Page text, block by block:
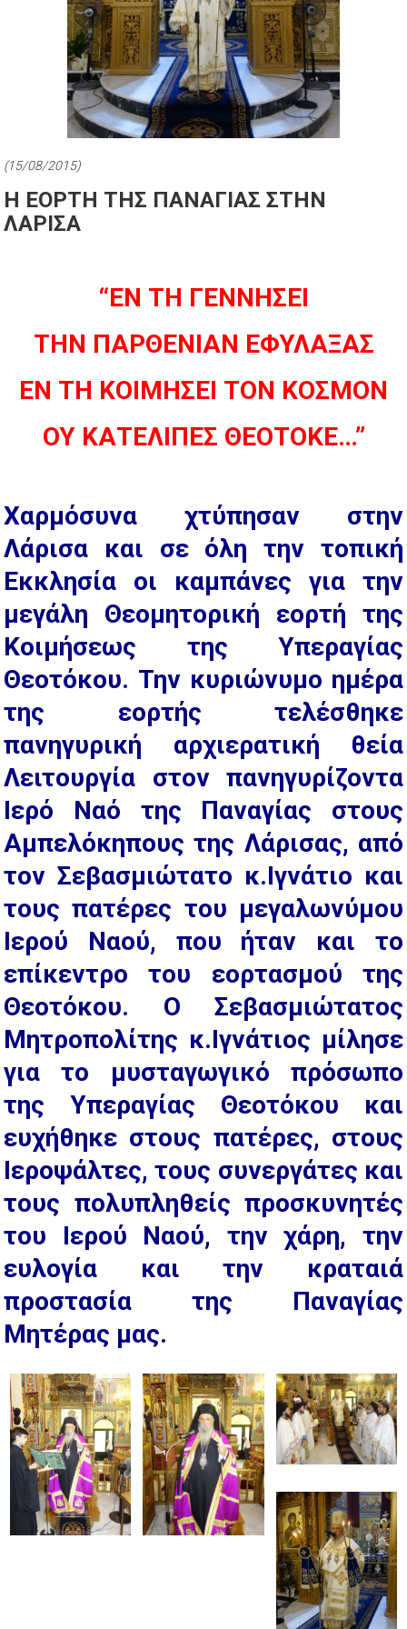
(15/08/2015)
Η ΕΟΡΤΗ ΤΗΣ ΠΑΝΑΓΙΑΣ ΣΤΗΝ
ΛΑΡΙΣΑ
“ΕΝ ΤΗ ΓΕΝΝΗΣΕΙ
ΤΗΝ ΠΑΡΘΕΝΙΑΝ ΕΦΥΛΑΞΑΣ
ΕΝ ΤΗ ΚΟΙΜΗΣΕΙ ΤΟΝ ΚΟΣΜΟΝ
ΟΥ ΚΑΤΕΛΙΠΕΣ ΘΕΟΤΟΚΕ…”
Χαρμόσυνα χτύπησαν στην
Λάρισα και σε όλη την τοπική
Εκκλησία οι καμπάνες για την
μεγάλη Θεομητορική εορτή της
Κοιμήσεως της Υπεραγίας
Θεοτόκου. Την κυριώνυμο ημέρα
της εορτής τελέσθηκε
πανηγυρική αρχιερατική θεία
Λειτουργία στον πανηγυρίζοντα
Ιερό Ναό της Παναγίας στους
Αμπελόκηπους της Λάρισας, από
τον Σεβασμιώτατο κ.Ιγνάτιο και
τους πατέρες του μεγαλωνύμου
Ιερού Ναού, που ήταν και το
επίκεντρο του εορτασμού της
Θεοτόκου. Ο Σεβασμιώτατος
Μητροπολίτης κ.Ιγνάτιος μίλησε
για το μυσταγωγικό πρόσωπο
της Υπεραγίας Θεοτόκου και
ευχήθηκε στους πατέρες, στους
Ιεροψάλτες, τους συνεργάτες και
τους πολυπληθείς προσκυνητές
του Ιερού Ναού, την χάρη, την
ευλογία και την κραταιά
προστασία της Παναγίας
Μητέρας μας.